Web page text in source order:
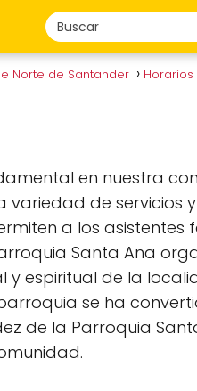
Norte de Santander
en nuestra
de servicios
a los
Santa Ana
espiritual de la
se ha
de la Parroquia